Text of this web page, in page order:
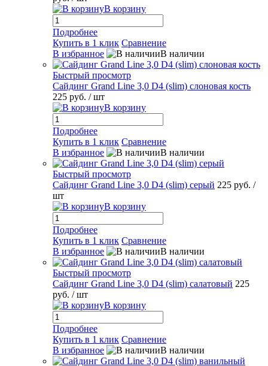
В корзину
Подробнее
Купить в 1 клик Сравнение
В избранное
В наличии
Быстрый просмотр
Сайдинг Grand Line 3,0 D4 (slim) слоновая кость
225 руб. / шт
В корзину
Подробнее
Купить в 1 клик Сравнение
В избранное
В наличии
Быстрый просмотр
Сайдинг Grand Line 3,0 D4 (slim) серый 225 руб. /
шт
В корзину
Подробнее
Купить в 1 клик Сравнение
В избранное
В наличии
Быстрый просмотр
Сайдинг Grand Line 3,0 D4 (slim) салатовый 225
руб. / шт
В корзину
Подробнее
Купить в 1 клик Сравнение
В избранное
В наличии